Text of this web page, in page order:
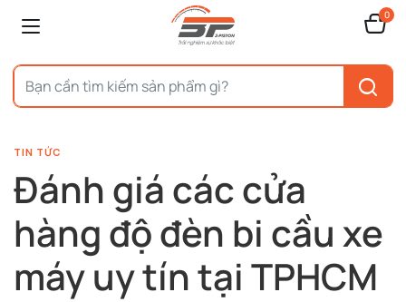
0
TIN TỨC
Đánh giá các cửa
hàng độ đèn bi cầu xe
máy uy tín tại TPHCM